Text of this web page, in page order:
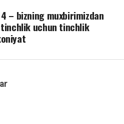
– bizning muxbirimizdan
uchun tinchlik